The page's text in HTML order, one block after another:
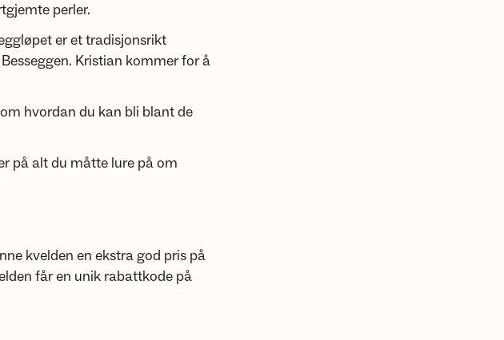
perler.
er et tradisjonsrikt
Kristian kommer for å
hvordan du kan bli blant de
på alt du måtte lure på om
kvelden en ekstra god pris på
får en unik rabattkode på